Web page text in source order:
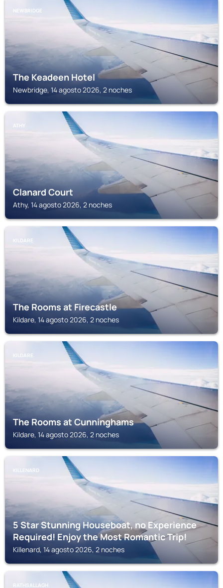
NEWBRIDGE
The Keadeen Hotel
Newbridge, 14 agosto 2026, 2 noches
ATHY
Clanard Court
Athy, 14 agosto 2026, 2 noches
KILDARE
The Rooms at Firecastle
Kildare, 14 agosto 2026, 2 noches
KILDARE
The Rooms at Cunninghams
Kildare, 14 agosto 2026, 2 noches
KILLENARD
5 Star Stunning Houseboat, no Experience
Required! Enjoy the Most Romantic Trip!
Killenard, 14 agosto 2026, 2 noches
RATHSALLAGH